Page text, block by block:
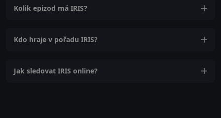
Kolik epizod má IRIS?
Kdo hraje v pořadu IRIS?
Jak sledovat IRIS online?